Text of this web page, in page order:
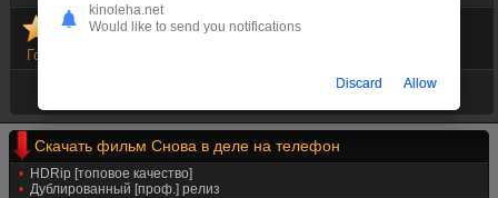
Голосов
Скачать фильм Снова в деле на телефон
HDRip [топовое качество]
Дублированный [проф.] релиз
kinoleha.net
Would like to send you notifications
Discard Allow